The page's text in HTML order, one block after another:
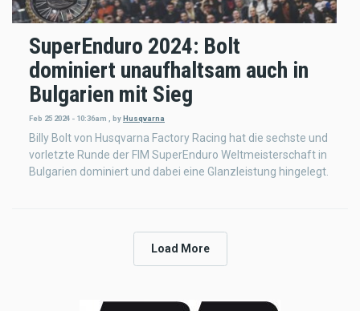
SuperEnduro 2024: Bolt
dominiert unaufhaltsam auch in
Bulgarien mit Sieg
Feb 25 2024 - 10:36am byHusqvarna
Billy Bolt von Husqvarna Factory Racing hat die sechste und
vorletzte Runde der FIM SuperEnduro Weltmeisterschaft in
Bulgarien dominiert und dabei eine Glanzleistung hingelegt.
Load More